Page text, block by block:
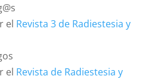
el Revista 3 de Radiestesia y
el Revista de Radiestesia y